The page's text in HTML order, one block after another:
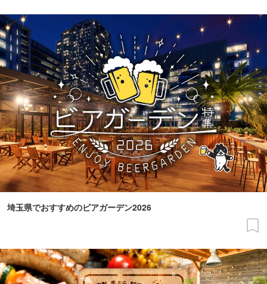
埼玉県でおすすめのビアガーデン2026